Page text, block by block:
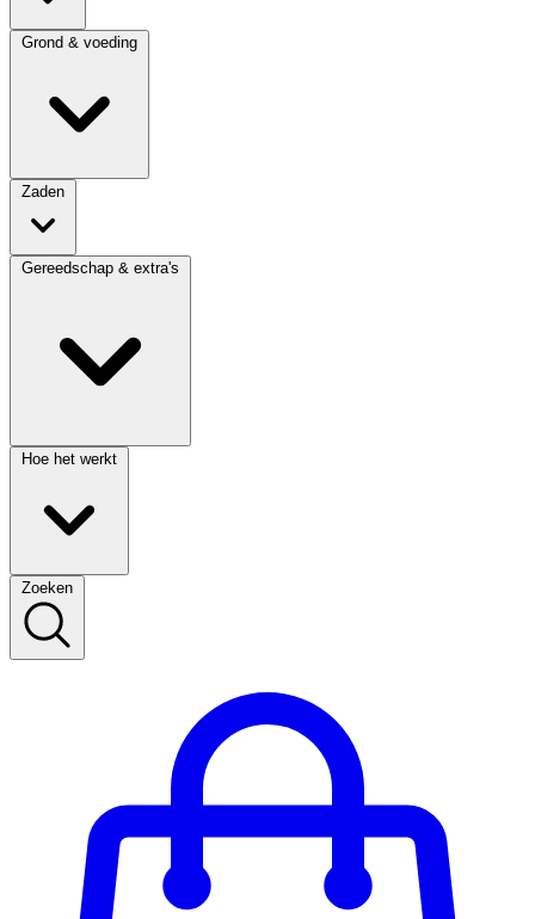
Grond & voeding
Zaden
Gereedschap & extra's
Hoe het werkt
Zoeken